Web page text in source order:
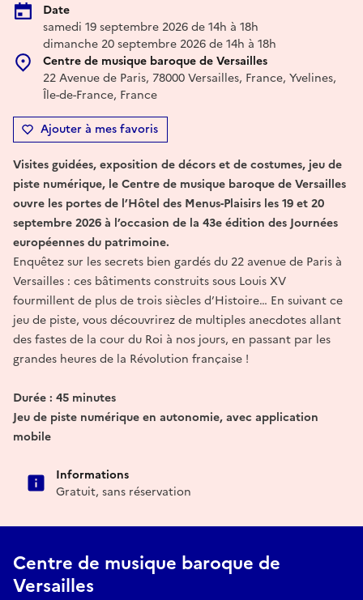
Date
samedi 19 septembre 2026 de 14h à 18h
dimanche 20 septembre 2026 de 14h à 18h
Centre de musique baroque de Versailles
22 Avenue de Paris, 78000 Versailles, France, Yvelines,
Île-de-France, France
Ajouter à mes favoris
Visites guidées, exposition de décors et de costumes, jeu de
piste numérique, le Centre de musique baroque de Versailles
ouvre les portes de l’Hôtel des Menus-Plaisirs les 19 et 20
septembre 2026 à l’occasion de la 43e édition des Journées
européennes du patrimoine.​
Enquêtez sur les secrets bien gardés du 22 avenue de Paris à
Versailles : ces bâtiments construits sous Louis XV
fourmillent de plus de trois siècles d’Histoire… En suivant ce
jeu de piste, vous découvrirez de multiples anecdotes allant
des fastes de la cour du Roi à nos jours, en passant par les
grandes heures de la Révolution française !
Durée : 45 minutes
Jeu de piste numérique en autonomie, avec application
mobile
Informations
Gratuit, sans réservation
Centre de musique baroque de
Versailles